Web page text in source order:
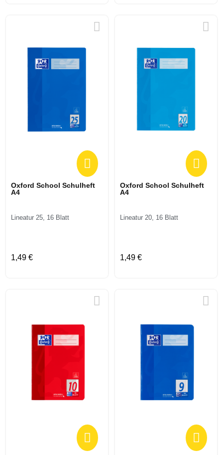
Oxford School Schulheft
A4
Lineatur 25, 16 Blatt
1,49 €
Oxford School Schulheft
A4
Lineatur 20, 16 Blatt
1,49 €